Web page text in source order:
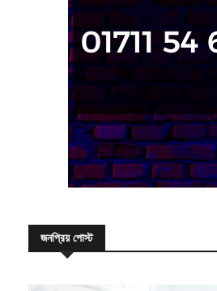
জনপ্রিয় পোস্ট